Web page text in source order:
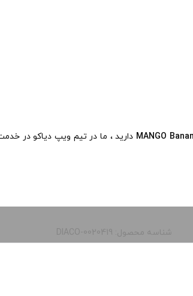
دارید ، ما در تیم ویپ دیاکو در
شناسه محصول: DIACO-0020419